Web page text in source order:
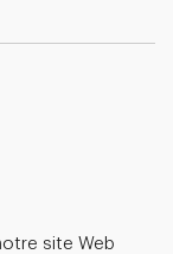
de la
votre police
site Web